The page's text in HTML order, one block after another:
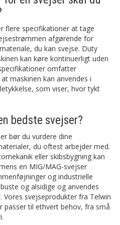
flere specifikationer at tage
afgørende for
du kan svejse. Duty
kan køre kontinuerligt uden
omfatter
maskinen kan anvendes i
som viser, hvor tykt
bedste svejser?
bør du vurdere dine
du oftest arbejder med.
eller skibsbygning kan
en MIG/MAG-svejser
og industrielle
og alsidige og anvendes
svejseprodukter fra Telwin
passer til ethvert behov, fra små